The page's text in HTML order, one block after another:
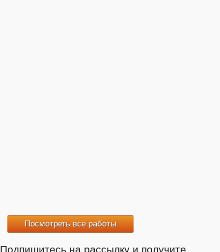
Посмотреть все работы
Подпишитесь на рассылку и получите